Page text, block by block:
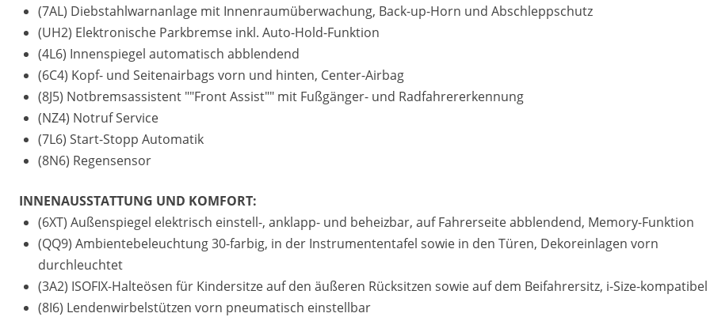
(7AL) Diebstahlwarnanlage mit Innenraumüberwachung, Back-up-Horn und Abschleppschutz
(UH2) Elektronische Parkbremse inkl. Auto-Hold-Funktion
(4L6) Innenspiegel automatisch abblendend
(6C4) Kopf- und Seitenairbags vorn und hinten, Center-Airbag
(8J5) Notbremsassistent ""Front Assist"" mit Fußgänger- und Radfahrererkennung
(NZ4) Notruf Service
(7L6) Start-Stopp Automatik
(8N6) Regensensor
INNENAUSSTATTUNG UND KOMFORT:
(6XT) Außenspiegel elektrisch einstell-, anklapp- und beheizbar, auf Fahrerseite abblendend, Memory-Funktion
(QQ9) Ambientebeleuchtung 30-farbig, in der Instrumententafel sowie in den Türen, Dekoreinlagen vorn
durchleuchtet
(3A2) ISOFIX-Halteösen für Kindersitze auf den äußeren Rücksitzen sowie auf dem Beifahrersitz, i-Size-kompatibel
(8I6) Lendenwirbelstützen vorn pneumatisch einstellbar